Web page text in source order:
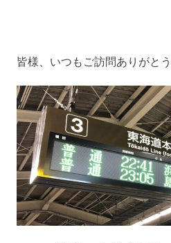
皆様、いつもご訪問ありがとう